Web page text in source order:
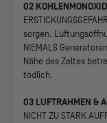
02
sorgen.
NIEMALS
Nähe des Zeltes
tödlich.
03 LUFTRAHMEN &
NICHT ZU STARK